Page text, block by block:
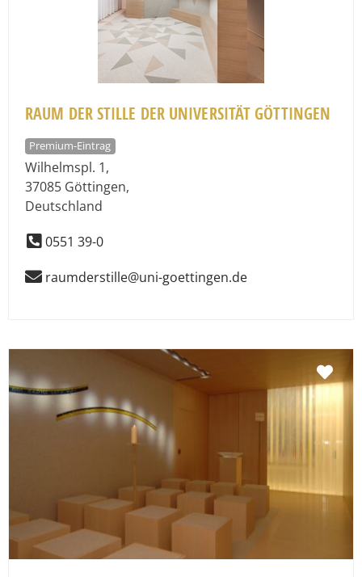
RAUM DER STILLE DER UNIVERSITÄT GÖTTINGEN
Premium-Eintrag
Wilhelmspl. 1,
37085 Göttingen,
Deutschland
0551 39-0
raumderstille@uni-goettingen.de